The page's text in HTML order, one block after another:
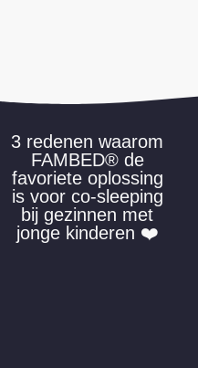
3 redenen waarom
FAMBED® de
favoriete oplossing
is voor co-sleeping
bij gezinnen met
jonge kinderen ❤️